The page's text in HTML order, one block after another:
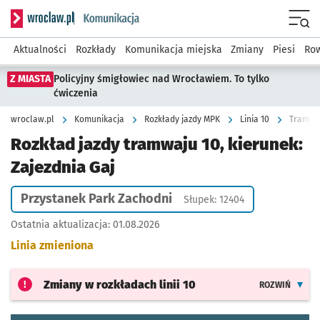
Serwis informacyjny wroclaw.pl podserwis: Komunikacja
Aktualności Rozkłady Komunikacja miejska Zmiany Piesi
Z MIASTA Policyjny śmigłowiec nad Wrocławiem. To tylko
ćwiczenia
wroclaw.pl Komunikacja Rozkłady jazdy MPK Linia 10
Rozkład jazdy tramwaju 10, kierunek:
Zajezdnia Gaj
Przystanek Park Zachodni Słupek: 12404
Ostatnia aktualizacja: 01.08.2026
Linia zmieniona
Zmiany w rozkładach linii 10 ROZWIŃ